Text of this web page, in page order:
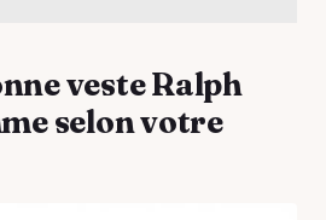
veste Ralph
selon votre